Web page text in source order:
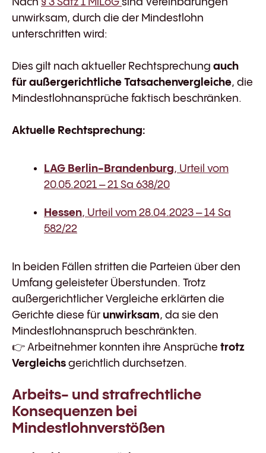
unwirksam, durch die der Mindestlohn
unterschritten wird:
Dies gilt nach aktueller Rechtsprechung auch
für außergerichtliche Tatsachenvergleiche, die
Mindestlohnansprüche faktisch beschränken.
Aktuelle Rechtsprechung:
LAG Berlin-Brandenburg, Urteil vom
20.05.2021 – 21 Sa 638/20
Hessen, Urteil vom 28.04.2023 – 14 Sa
582/22
In beiden Fällen stritten die Parteien über den
Umfang geleisteter Überstunden. Trotz
außergerichtlicher Vergleiche erklärten die
Gerichte diese für unwirksam, da sie den
Mindestlohnanspruch beschränkten.
👉 Arbeitnehmer konnten ihre Ansprüche trotz
Vergleichs gerichtlich durchsetzen.
Arbeits- und strafrechtliche
Konsequenzen bei
Mindestlohnverstößen